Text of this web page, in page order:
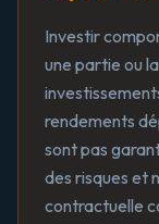
Investir
une partie ou
rendements
sont pas
des risques et
contractuelle